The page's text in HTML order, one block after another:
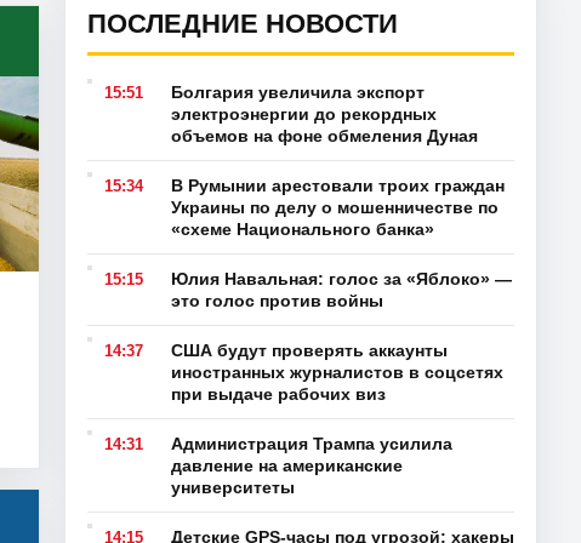
ПОСЛЕДНИЕ НОВОСТИ
15:51
Болгария увеличила экспорт
электроэнергии до рекордных
объемов на фоне обмеления Дуная
15:34
В Румынии арестовали троих граждан
Украины по делу о мошенничестве по
«схеме Национального банка»
15:15
Юлия Навальная: голос за «Яблоко» —
это голос против войны
14:37
США будут проверять аккаунты
иностранных журналистов в соцсетях
при выдаче рабочих виз
14:31
Администрация Трампа усилила
давление на американские
университеты
14:15
Детские GPS-часы под угрозой: хакеры